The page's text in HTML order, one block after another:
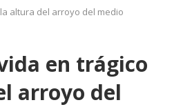
altura del arroyo del medio
en trágico
arroyo del